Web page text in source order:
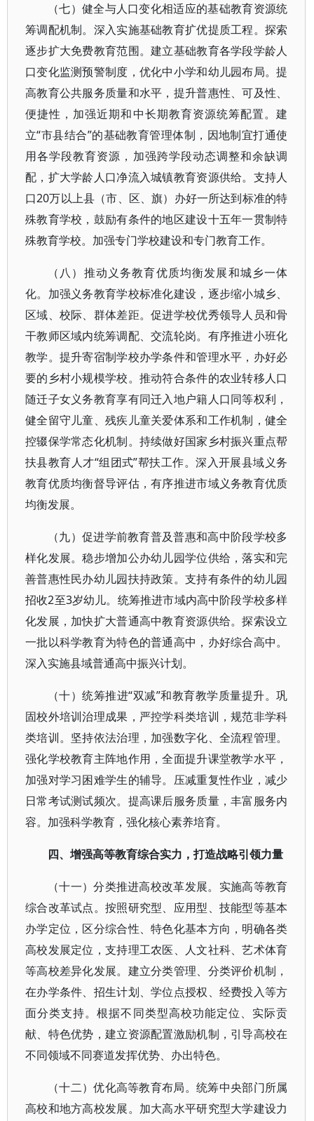
（七）健全与人口变化相适应的基础教育资源统
筹调配机制。深入实施基础教育扩优提质工程。探索
逐步扩大免费教育范围。建立基础教育各学段学龄人
口变化监测预警制度，优化中小学和幼儿园布局。提
高教育公共服务质量和水平，提升普惠性、可及性、
便捷性，加强近期和中长期教育资源统筹配置。建
立“市县结合”的基础教育管理体制，因地制宜打通使
用各学段教育资源，加强跨学段动态调整和余缺调
配，扩大学龄人口净流入城镇教育资源供给。支持人
口20万以上县（市、区、旗）办好一所达到标准的特
殊教育学校，鼓励有条件的地区建设十五年一贯制特
殊教育学校。加强专门学校建设和专门教育工作。
（八）推动义务教育优质均衡发展和城乡一体
化。加强义务教育学校标准化建设，逐步缩小城乡、
区域、校际、群体差距。促进学校优秀领导人员和骨
干教师区域内统筹调配、交流轮岗。有序推进小班化
教学。提升寄宿制学校办学条件和管理水平，办好必
要的乡村小规模学校。推动符合条件的农业转移人口
随迁子女义务教育享有同迁入地户籍人口同等权利，
健全留守儿童、残疾儿童关爱体系和工作机制，健全
控辍保学常态化机制。持续做好国家乡村振兴重点帮
扶县教育人才“组团式”帮扶工作。深入开展县域义务
教育优质均衡督导评估，有序推进市域义务教育优质
均衡发展。
（九）促进学前教育普及普惠和高中阶段学校多
样化发展。稳步增加公办幼儿园学位供给，落实和完
善普惠性民办幼儿园扶持政策。支持有条件的幼儿园
招收2至3岁幼儿。统筹推进市域内高中阶段学校多样
化发展，加快扩大普通高中教育资源供给。探索设立
一批以科学教育为特色的普通高中，办好综合高中。
深入实施县域普通高中振兴计划。
（十）统筹推进“双减”和教育教学质量提升。巩
固校外培训治理成果，严控学科类培训，规范非学科
类培训。坚持依法治理，加强数字化、全流程管理。
强化学校教育主阵地作用，全面提升课堂教学水平，
加强对学习困难学生的辅导。压减重复性作业，减少
日常考试测试频次。提高课后服务质量，丰富服务内
容。加强科学教育，强化核心素养培育。
四、增强高等教育综合实力，打造战略引领力量
（十一）分类推进高校改革发展。实施高等教育
综合改革试点。按照研究型、应用型、技能型等基本
办学定位，区分综合性、特色化基本方向，明确各类
高校发展定位，支持理工农医、人文社科、艺术体育
等高校差异化发展。建立分类管理、分类评价机制，
在办学条件、招生计划、学位点授权、经费投入等方
面分类支持。根据不同类型高校功能定位、实际贡
献、特色优势，建立资源配置激励机制，引导高校在
不同领域不同赛道发挥优势、办出特色。
（十二）优化高等教育布局。统筹中央部门所属
高校和地方高校发展。加大高水平研究型大学建设力